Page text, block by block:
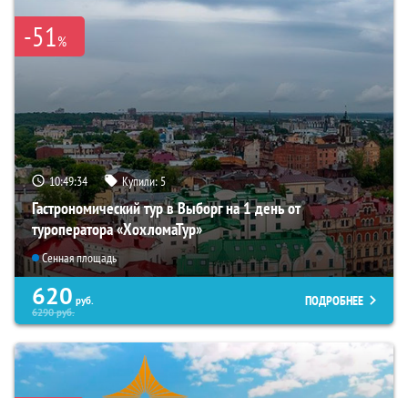
-51%
10:49:33 Купили:5
Гастрономический тур в Выборг на 1 день от
туроператора «ХохломаТур»
Сенная площадь
620 руб.
6290руб.
ПОДРОБНЕЕ